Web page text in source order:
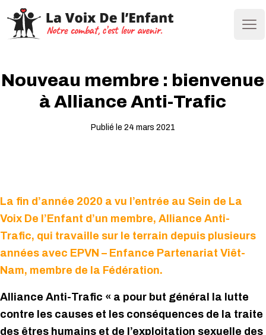
Nouveau membre : bienvenue
à Alliance Anti-Trafic
Publié le 24 mars 2021
La fin d’année 2020 a vu l’entrée au Sein de La
Voix De l’Enfant d’un membre, Alliance Anti-
Trafic, qui travaille sur le terrain depuis plusieurs
années avec EPVN – Enfance Partenariat Viêt-
Nam, membre de la Fédération.
Alliance Anti-Trafic « a pour but général la lutte
contre les causes et les conséquences de la traite
des êtres humains et de l’exploitation sexuelle des